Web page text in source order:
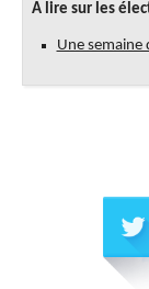
A lire sur les
Une semaine